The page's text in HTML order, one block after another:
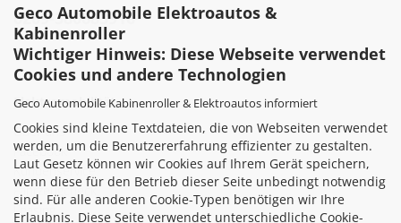
Geco Automobile Elektroautos &
Kabinenroller
Wichtiger Hinweis: Diese Webseite verwendet
Cookies und andere Technologien
Geco Automobile Kabinenroller & Elektroautos informiert
Cookies sind kleine Textdateien, die von Webseiten verwendet
werden, um die Benutzererfahrung effizienter zu gestalten.
Laut Gesetz können wir Cookies auf Ihrem Gerät speichern,
wenn diese für den Betrieb dieser Seite unbedingt notwendig
sind. Für alle anderen Cookie-Typen benötigen wir Ihre
Erlaubnis. Diese Seite verwendet unterschiedliche Cookie-
0209-380683916
Elektromobilität
Über uns
Facebook
Kundenservice
Fahrzeugcheck
Leasing